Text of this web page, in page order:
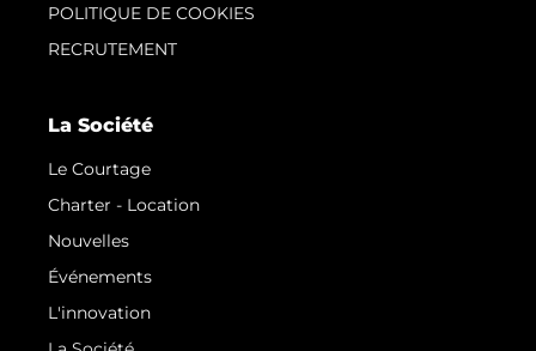
POLITIQUE DE COOKIES
RECRUTEMENT
La Société
Le Courtage
Charter - Location
Nouvelles
Événements
L'innovation